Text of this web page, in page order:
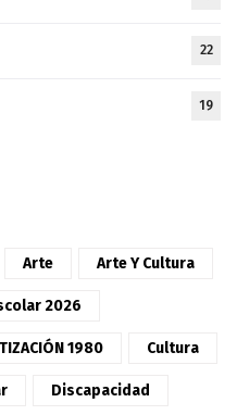
22
19
Arte Arte Y Cultura
2026
1980 Cultura
Discapacidad